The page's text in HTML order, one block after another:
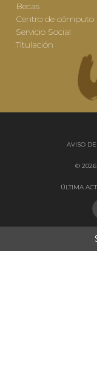
Becas
Centro de cómputo
Servicio Social
Titulación
AVISO
© 2026
ÚLTIMA